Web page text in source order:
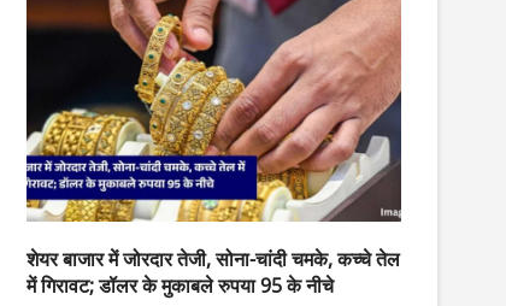
शेयर बाजार में जोरदार तेजी, सोना-चांदी चमके, कच्चे तेल
में गिरावट; डॉलर के मुकाबले रुपया 95 के नीचे